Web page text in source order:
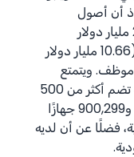
أن أصول
(277 مليار دولار
(10.66 مليار دولار
فيه أكثر من 24 ألف موظف. ويتمتع
مصرف الراجحي بشبكة انتشار واسعة تضم أكثر من 500
فرعًا وأكثر من 4,300 جهاز صراف آليًّا و900,299 جهازًا
المالية، فضلًا عن أن لديه